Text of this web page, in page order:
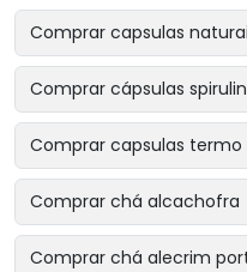
Comprar capsulas
Comprar cápsulas
Comprar capsulas termo
Comprar chá alcachofra
Comprar chá alecrim